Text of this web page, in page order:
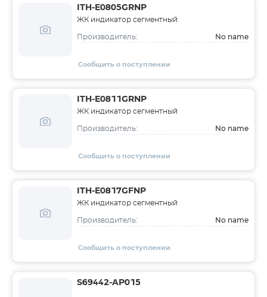
ITH-E0805GRNP
ЖК индикатор сегментный
Производитель: No name
Сообщить о поступлении
ITH-E0811GRNP
ЖК индикатор сегментный
Производитель: No name
Сообщить о поступлении
ITH-E0817GFNP
ЖК индикатор сегментный
Производитель: No name
Сообщить о поступлении
S69442-AP015